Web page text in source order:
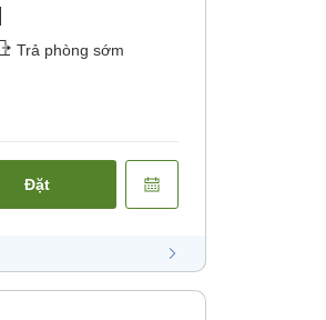
Trả phòng sớm
Đặt